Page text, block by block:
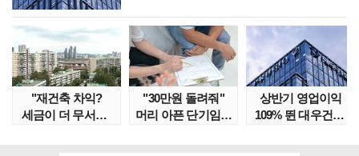
"재건축 차익?
세금이 더 무서워"
"30만원 돌려줘"
머리 아픈 단기임대
상반기 영업이익
109% 뛴 대우건설,